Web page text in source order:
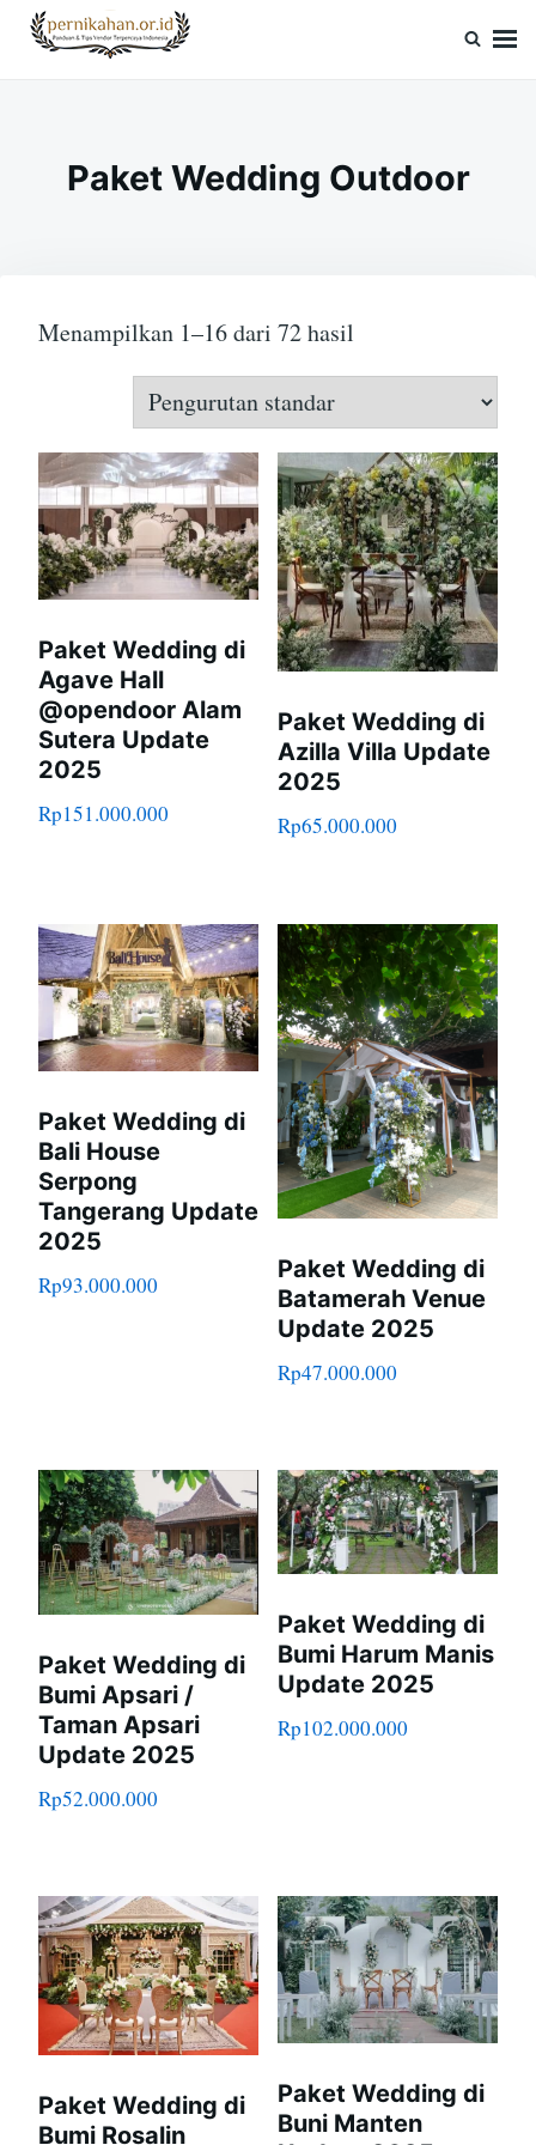
SkipSearch
for:
Paket Wedding Outdoor
Menampilkan 1–16 dari 72 hasil
Paket Wedding di
Agave Hall
@opendoor Alam
Sutera Update
2025
Rp151.000.000
Paket Wedding di
Azilla Villa Update
2025
Rp65.000.000
Paket Wedding di
Bali House
Serpong
Tangerang Update
2025
Rp93.000.000
Paket Wedding di
Batamerah Venue
Update 2025
Rp47.000.000
Paket Wedding di
Bumi Apsari /
Taman Apsari
Update 2025
Rp52.000.000
Paket Wedding di
Bumi Harum Manis
Update 2025
Rp102.000.000
Paket Wedding di
Bumi Rosalin
Paket Wedding di
Buni Manten